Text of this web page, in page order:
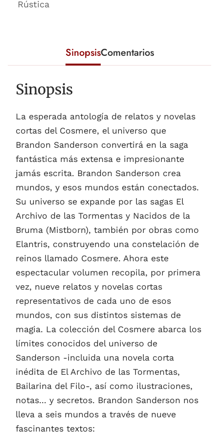
Rústica
SinopsisComentarios
Sinopsis
La esperada antología de relatos y novelas
cortas del Cosmere, el universo que
Brandon Sanderson convertirá en la saga
fantástica más extensa e impresionante
jamás escrita. Brandon Sanderson crea
mundos, y esos mundos están conectados.
Su universo se expande por las sagas El
Archivo de las Tormentas y Nacidos de la
Bruma (Mistborn), también por obras como
Elantris, construyendo una constelación de
reinos llamado Cosmere. Ahora este
espectacular volumen recopila, por primera
vez, nueve relatos y novelas cortas
representativos de cada uno de esos
mundos, con sus distintos sistemas de
magia. La colección del Cosmere abarca los
límites conocidos del universo de
Sanderson -incluida una novela corta
inédita de El Archivo de las Tormentas,
Bailarina del Filo-, así como ilustraciones,
notas... y secretos. Brandon Sanderson nos
lleva a seis mundos a través de nueve
fascinantes textos: